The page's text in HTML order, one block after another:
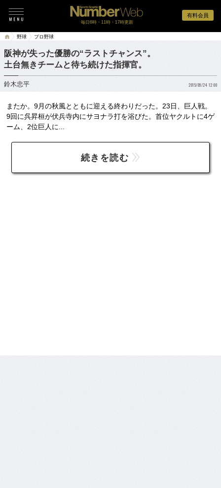
有料会員
毎日6時・11時・17時更新
野球 プロ野球
阪神が失った優勝の“ラストチャンス”。
土台無きチームと待ち続けた指揮官。
鈴木忠平 2015/09/24 12:00
またか。9月の秋風とともに迎える終わりだった。23日、巨人戦。
9回に呉昇桓が伏兵寺内にサヨナラ打を浴びた。首位ヤクルトに4ゲ
ーム、2位巨人に...
続きを読む